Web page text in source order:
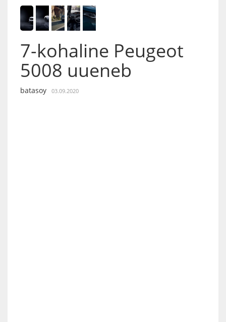
7-kohaline Peugeot
5008 uueneb
batasoy 03.09.2020